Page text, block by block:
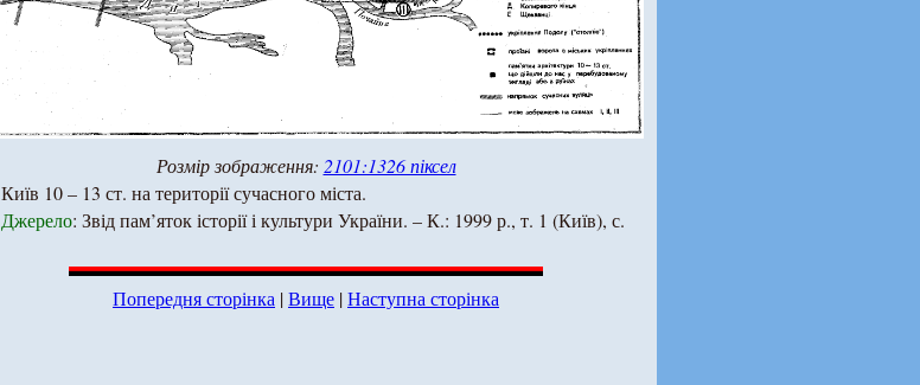
Розмір зображення: 2101:1326 піксел
Київ 10 – 13 ст. на території сучасного міста.
Джерело: Звід пам’яток історії і культури України. – К.: 1999 р., т. 1 (Київ), с.
Попередня сторінка |Вище |Наступна сторінка